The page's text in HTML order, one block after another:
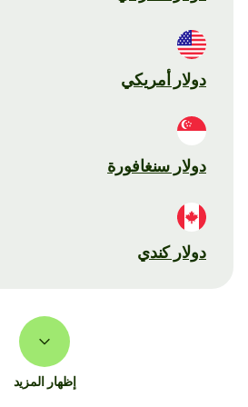
دولار أمريكي
دولار سنغافورة
دولار كندي
إظهار المزيد